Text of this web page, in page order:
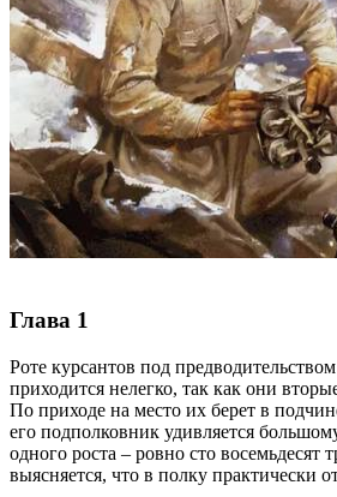
Глава 1
Роте курсантов под
приходится нелегко, так как они
По приходе на место их берет в
его подполковник удивляется
одного роста – ровно сто восемьдесят
выясняется, что в полку практически